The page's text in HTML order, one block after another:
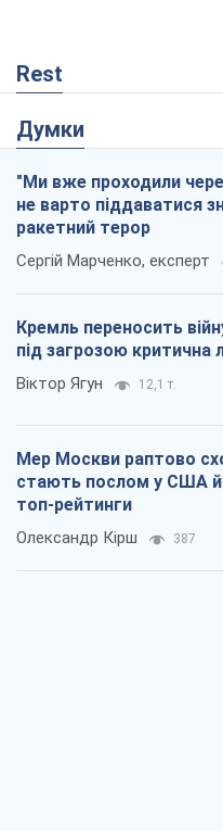
Rest
Думки
"Ми вже проходили
не варто піддаватися
ракетний терор
Сергій Марченко, експерт
Кремль переносить
під загрозою критична
Віктор Ягун 12,1 т.
Мер Москви раптово
стають послом у США й
топ-рейтинги
Олександр Кірш 387